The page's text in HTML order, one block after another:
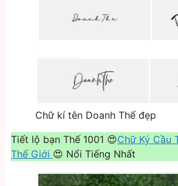
Chữ kí tên Doanh Thế đẹp
Tiết lộ bạn Thế 1001 😍Chữ Ký Cầu
Thế Giới 😍 Nổi Tiếng Nhất